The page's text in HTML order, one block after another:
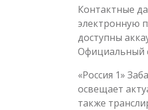
Контактные
электронную
доступны
Официальный
«Россия 1»
освещает
также